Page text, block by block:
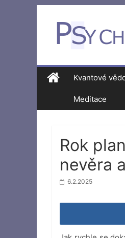
Kvantové
Meditace
Rok
nevěra
6.2.2025